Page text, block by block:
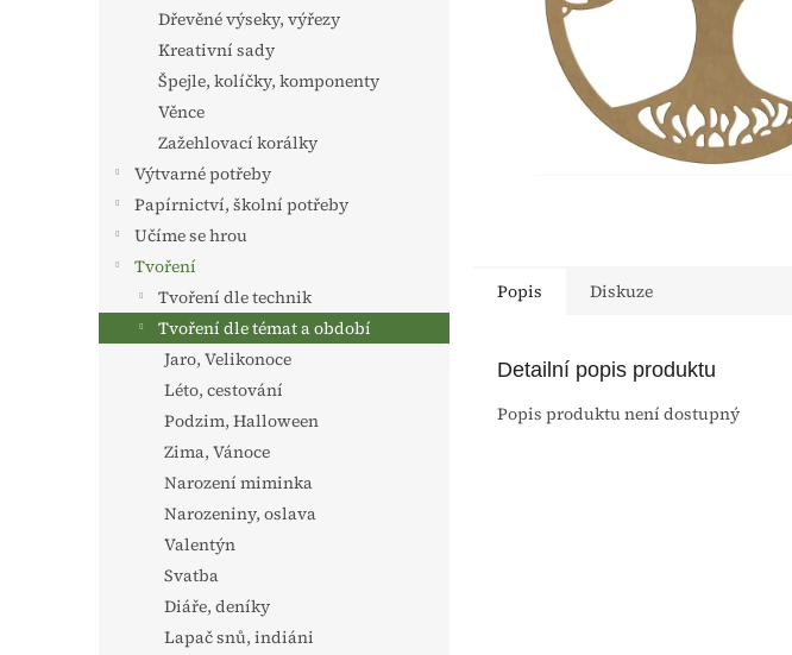
Dřevěné výseky, výřezy
Kreativní sady
Špejle, kolíčky, komponenty
Věnce
Zažehlovací korálky
Výtvarné potřeby
Papírnictví, školní potřeby
Učíme se hrou
Tvoření
Tvoření dle technik
Tvoření dle témat a období
Jaro, Velikonoce
Léto, cestování
Podzim, Halloween
Zima, Vánoce
Narození miminka
Narozeniny, oslava
Valentýn
Svatba
Diáře, deníky
Lapač snů, indiáni
Popis Diskuze
Detailní popis produktu
Popis produktu není dostupný